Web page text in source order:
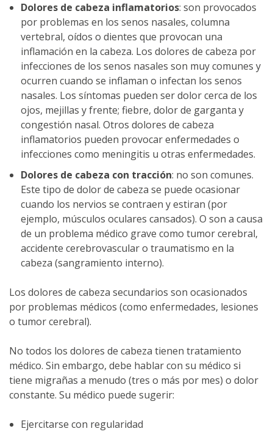
Dolores de cabeza inflamatorios: son provocados
por problemas en los senos nasales, columna
vertebral, oídos o dientes que provocan una
inflamación en la cabeza. Los dolores de cabeza por
infecciones de los senos nasales son muy comunes y
ocurren cuando se inflaman o infectan los senos
nasales. Los síntomas pueden ser dolor cerca de los
ojos, mejillas y frente; fiebre, dolor de garganta y
congestión nasal. Otros dolores de cabeza
inflamatorios pueden provocar enfermedades o
infecciones como meningitis u otras enfermedades.
Dolores de cabeza con tracción: no son comunes.
Este tipo de dolor de cabeza se puede ocasionar
cuando los nervios se contraen y estiran (por
ejemplo, músculos oculares cansados). O son a causa
de un problema médico grave como tumor cerebral,
accidente cerebrovascular o traumatismo en la
cabeza (sangramiento interno).
Los dolores de cabeza secundarios son ocasionados
por problemas médicos (como enfermedades, lesiones
o tumor cerebral).
No todos los dolores de cabeza tienen tratamiento
médico. Sin embargo, debe hablar con su médico si
tiene migrañas a menudo (tres o más por mes) o dolor
constante. Su médico puede sugerir:
Ejercitarse con regularidad